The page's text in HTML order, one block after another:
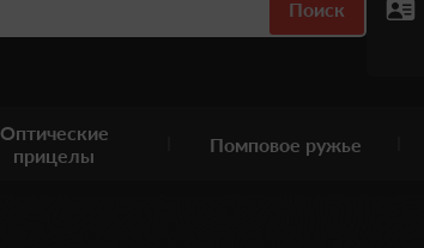
Поиск
Оптические
прицелы
Помповое ружье